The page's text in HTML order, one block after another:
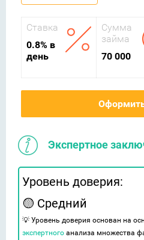
Ставка
0.8% в
день
Сумма
займа
70 000
Экспертное
Уровень доверия:
🟡 Средний
💡 Уровень доверия основан на
экспертного анализа множества